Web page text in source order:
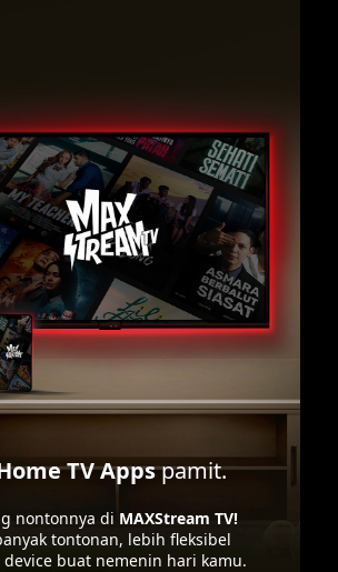
TV Appspamit.
nontonnya di MAXStream TV!
tontonan, lebih fleksibel
buat nemenin hari kamu.